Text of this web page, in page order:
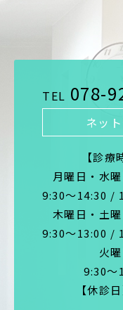
TEL 078-
ネッ
【診療
月曜日・水
9:30～14:30 /
木曜日・土
9:30～13:00 /
火
9:30～
【休診